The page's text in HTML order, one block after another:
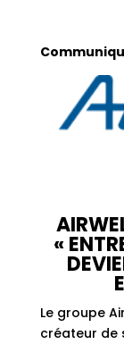
«
Le groupe
créateur de